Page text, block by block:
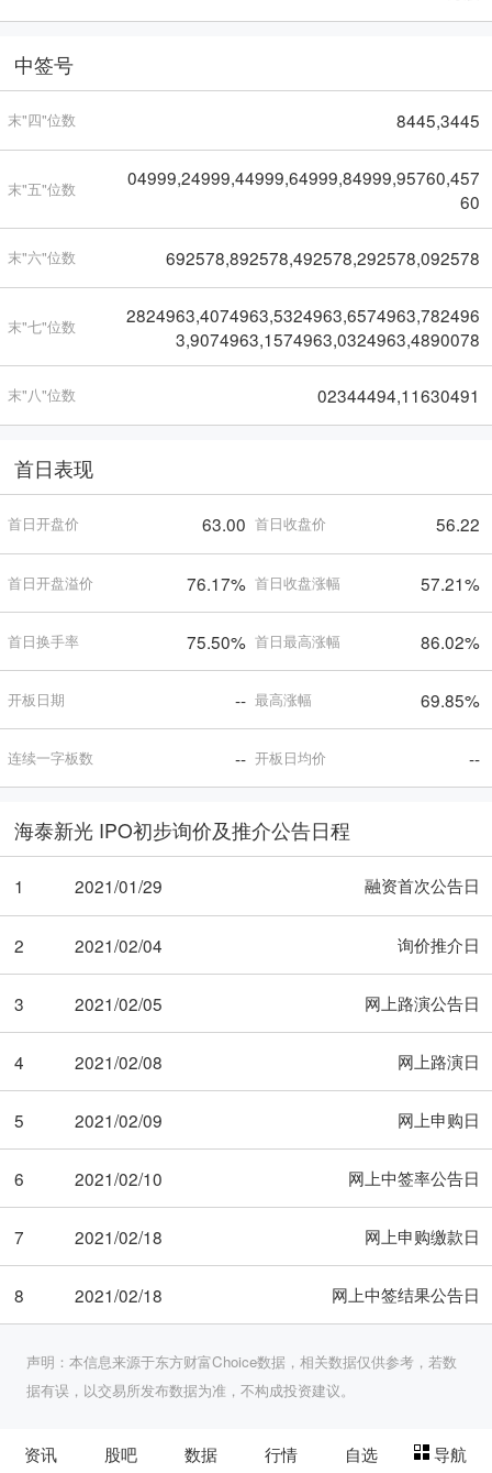
中签号
末"四"位数 8445,3445
末"五"位数
04999,24999,44999,64999,84999,95760,457
60
末"六"位数 692578,892578,492578,292578,092578
末"七"位数
2824963,4074963,5324963,6574963,782496
3,9074963,1574963,0324963,4890078
末"八"位数 02344494,11630491
首日表现
首日开盘价 63.00 首日收盘价 56.22
首日开盘溢价 76.17% 首日收盘涨幅 57.21%
首日换手率 75.50% 首日最高涨幅 86.02%
开板日期 -- 最高涨幅 69.85%
连续一字板数 -- 开板日均价 --
海泰新光 IPO初步询价及推介公告日程
1 2021/01/29 融资首次公告日
2 2021/02/04 询价推介日
3 2021/02/05 网上路演公告日
4 2021/02/08 网上路演日
5 2021/02/09 网上申购日
6 2021/02/10 网上中签率公告日
7 2021/02/18 网上申购缴款日
8 2021/02/18 网上中签结果公告日
声明：本信息来源于东方财富Choice数据，相关数据仅供参考，若数
据有误，以交易所发布数据为准，不构成投资建议。
资讯 股吧 数据 行情 自选 导航